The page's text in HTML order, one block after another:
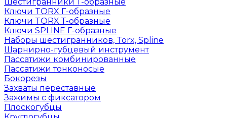
Ключи TORX Г-образные
Ключи TORX Т-образные
Ключи SPLINE Г-образные
Наборы шестигранников, Torx, Spline
Шарнирно-губцевый инструмент
Пассатижи комбинированные
Пассатижи тонконосые
Бокорезы
Захваты переставные
Зажимы с фиксатором
Плоскогубцы